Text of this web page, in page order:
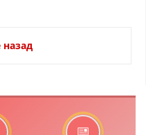
ДЕЈНОСТ
назад